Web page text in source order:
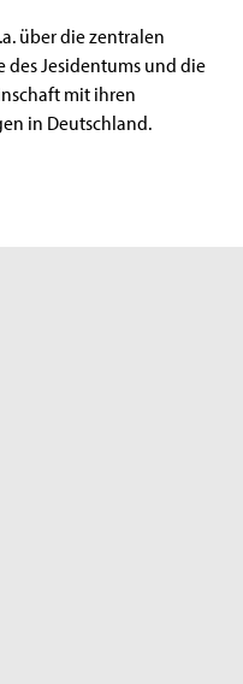
über die zentralen
des Jesidentums und die
mit ihren
in Deutschland.